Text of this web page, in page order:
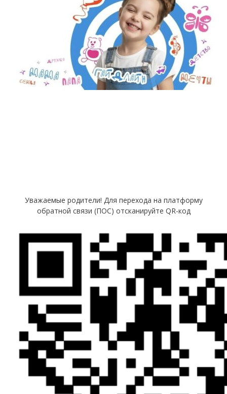
Уважаемые родители! Для перехода на платформу
обратной связи (ПОС) отсканируйте QR-код